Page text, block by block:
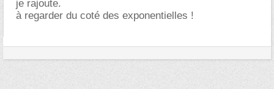
je rajoute.
à regarder du coté des exponentielles !